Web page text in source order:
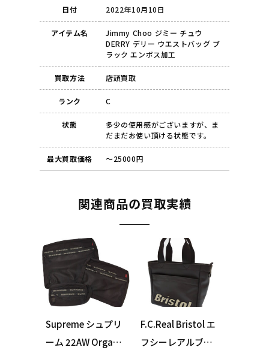
日付 2022年10月10日
アイテム名
Jimmy Choo ジミー チュウ
DERRY デリー ウエストバッグ ブ
ラック エンボス加工
買取方法 店頭買取
ランク C
状態
多少の使用感がございますが、ま
だまだお使い頂ける状態です。
最大買取価格 ～25000円
関連商品の買取実績
Supreme シュプリ
ーム 22AW Organiz
F.C.Real Bristol エ
フシーレアルブリ